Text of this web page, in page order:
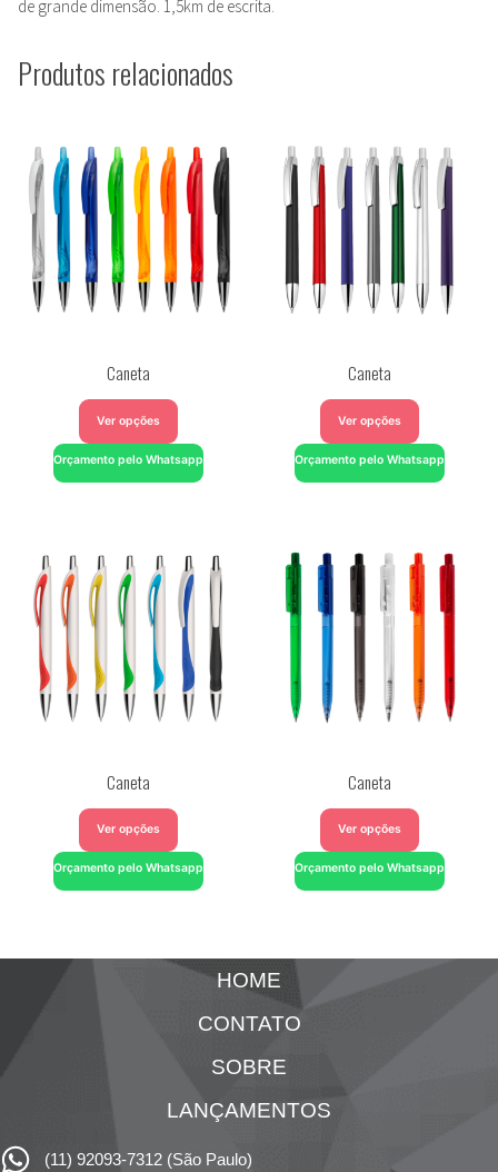
de grande dimensão. 1,5km de escrita.
Produtos relacionados
Caneta
Ver opções
Orçamento pelo Whatsapp
Caneta
Ver opções
Orçamento pelo Whatsapp
Caneta
Ver opções
Orçamento pelo Whatsapp
Caneta
Ver opções
Orçamento pelo Whatsapp
HOME
CONTATO
SOBRE
LANÇAMENTOS
(11) 92093-7312 (São Paulo)